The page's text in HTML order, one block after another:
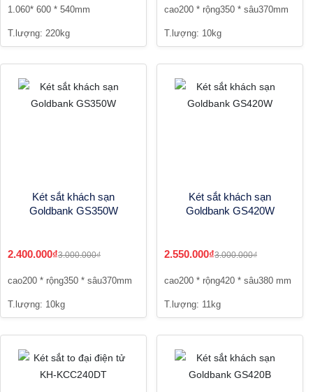
1.060* 600 * 540mm
T.lượng: 220kg
cao200 * rộng350 * sâu370mm
T.lượng: 10kg
Két sắt khách sạn
Goldbank GS350W
2.400.000₫3.000.000₫
cao200 * rộng350 * sâu370mm
T.lượng: 10kg
Két sắt khách sạn
Goldbank GS420W
2.550.000₫3.000.000₫
cao200 * rộng420 * sâu380 mm
T.lượng: 11kg